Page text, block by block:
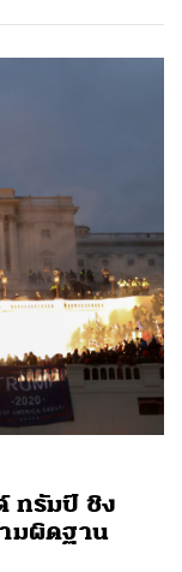
ทรัมป์ ชิง
มผิดฐาน